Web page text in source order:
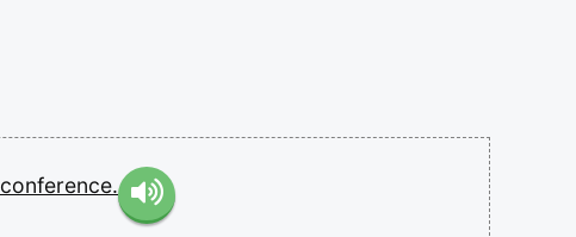
conference.